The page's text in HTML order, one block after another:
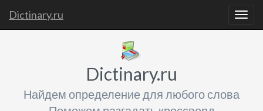
Dictinary.ru
Dictinary.ru
Найдем определение для любого слова